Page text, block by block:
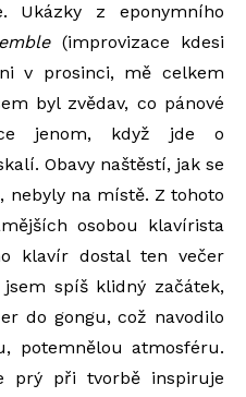
Ukázky z eponymního
(improvizace kdesi
v prosinci, mě celkem
byl zvědav, co pánové
jenom, když jde o
Obavy naštěstí, jak se
nebyly na místě. Z tohoto
osobou klavírista
klavír dostal ten večer
spíš klidný začátek,
do gongu, což navodilo
potemnělou atmosféru.
prý při tvorbě inspiruje